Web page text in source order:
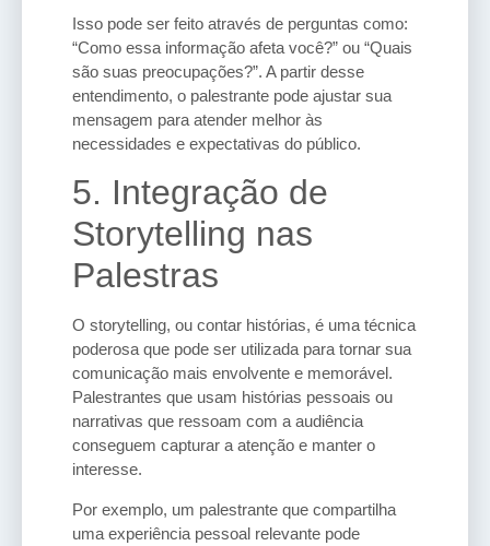
Isso pode ser feito através de perguntas como:
“Como essa informação afeta você?” ou “Quais
são suas preocupações?”. A partir desse
entendimento, o palestrante pode ajustar sua
mensagem para atender melhor às
necessidades e expectativas do público.
5. Integração de
Storytelling nas
Palestras
O storytelling, ou contar histórias, é uma técnica
poderosa que pode ser utilizada para tornar sua
comunicação mais envolvente e memorável.
Palestrantes que usam histórias pessoais ou
narrativas que ressoam com a audiência
conseguem capturar a atenção e manter o
interesse.
Por exemplo, um palestrante que compartilha
uma experiência pessoal relevante pode